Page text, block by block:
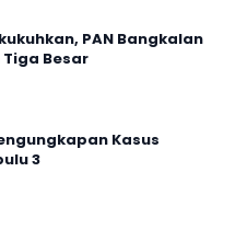
PAN Bangkalan
Tiga Besar
Kasus
3